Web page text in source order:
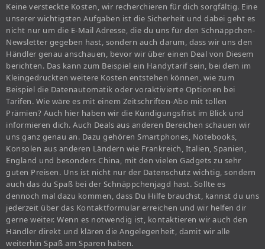
Keine versteckte Kosten, wir recherchieren für dich sorgfältig. Eine
unserer wichtigsten Aufgaben ist die Sicherheit und dabei geht es
nicht nur um die E-Mail Adresse, die du uns für den Schnäppchen-
Newsletter gegeben hast, sondern auch darum, dass wir uns den
Händler genau anschauen, bevor wir über einen Deal von Diesem
berichten. Das kann zum Beispiel ein Handytarif sein, bei dem im
Kleingedruckten weitere Kosten entstehen können, wie zum
Beispiel die Datenautomatik oder voraktivierte Optionen bei
Tarifen. Wie wäre es mit einem Zeitschriften-Abo mit tollen
Prämien? Auch hier haben wir die Kündigungsfrist im Blick und
informieren dich. Auch Deals aus anderen Bereichen schauen wir
uns ganz genau an. Dazu gehören Smartphones, Notebooks,
Konsolen aus anderen Ländern wie Frankreich, Italien, Spanien,
England und besonders China, mit den vielen Gadgets zu sehr
guten Preisen. Uns ist nicht nur der Datenschutz wichtig, sondern
auch das du Spaß bei der Schnäppchenjagd hast. Sollte es
dennoch mal dazu kommen, dass Du Hilfe brauchst, kannst du uns
jederzeit über das Kontaktformular erreichen und wir helfen dir
gerne weiter. Wenn es notwendig ist, kontaktieren wir auch den
Händler direkt und klären die Angelegenheit, damit wir alle
weiterhin Spaß am Sparen haben.